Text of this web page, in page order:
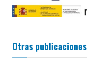
Otras publicaciones